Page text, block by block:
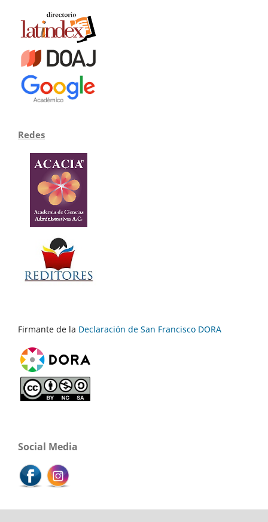
Redes
Firmante de la Declaración de San Francisco DORA
Social Media